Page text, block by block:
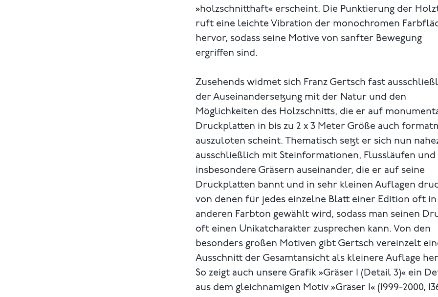
»holzschnitthaft« erscheint. Die Punktierung der
ruft eine leichte Vibration der monochromen
hervor, sodass seine Motive von sanfter Bewegung
ergriffen sind.
Zusehends widmet sich Franz Gertsch fast
der Auseinandersetzung mit der Natur und den
Möglichkeiten des Holzschnitts, die er auf
Druckplatten in bis zu 2 x 3 Meter Größe auch
auszuloten scheint. Thematisch setzt er sich nun
ausschließlich mit Steinformationen, Flussläufen und
insbesondere Gräsern auseinander, die er auf seine
Druckplatten bannt und in sehr kleinen Auflagen
von denen für jedes einzelne Blatt einer Edition oft in
anderen Farbton gewählt wird, sodass man seinen
oft einen Unikatcharakter zusprechen kann. Von den
besonders großen Motiven gibt Gertsch vereinzelt
Ausschnitt der Gesamtansicht als kleinere Auflage
So zeigt auch unsere Grafik »Gräser I (Detail 3)« ein
aus dem gleichnamigen Motiv »Gräser I« (1999-2000,